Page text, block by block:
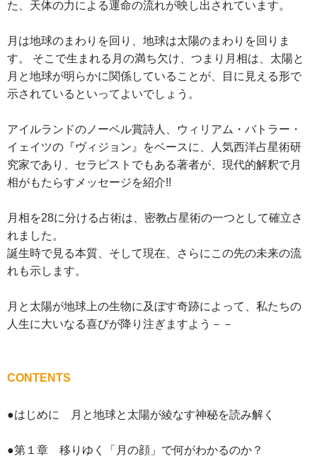
た、天体の力による運命の流れが映し出されています。
月は地球のまわりを回り、地球は太陽のまわりを回りま
す。 そこで生まれる月の満ち欠け、つまり月相は、太陽と
月と地球が明らかに関係していることが、目に見える形で
示されているといってよいでしょう。
アイルランドのノーベル賞詩人、ウィリアム・バトラー・
イェイツの『ヴィジョン』をベースに、人気西洋占星術研
究家であり、セラピストでもある著者が、現代的解釈で月
相がもたらすメッセージを紹介!!
月相を28に分ける占術は、密教占星術の一つとして確立さ
れました。
誕生時で見る本質、そして現在、さらにこの先の未来の流
れも示します。
月と太陽が地球上の生物に及ぼす奇跡によって、私たちの
人生に大いなる喜びが降り注ぎますよう－－
CONTENTS
●はじめに 月と地球と太陽が綾なす神秘を読み解く
●第１章 移りゆく「月の顔」で何がわかるのか？